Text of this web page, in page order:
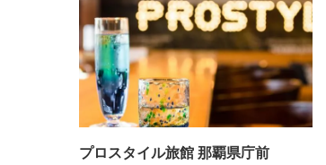
プロスタイル旅館 那覇県庁前